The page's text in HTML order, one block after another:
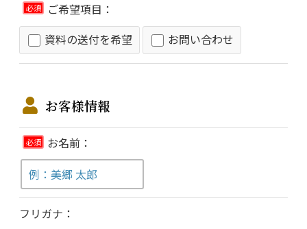
必須
ご希望項目：
資料の送付を希望
お問い合わせ
お客様情報
必須 お名前：
フリガナ：